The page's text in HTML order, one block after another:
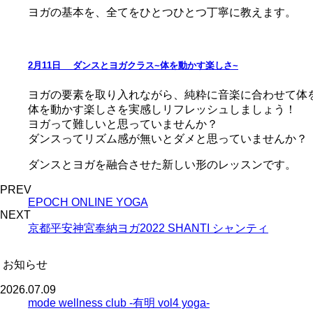
ヨガの基本を、全てをひとつひとつ丁寧に教えます。
2月11日 ダンスとヨガクラス~体を動かす楽しさ~
ヨガの要素を取り入れながら、純粋に音楽に合わせて体
体を動かす楽しさを実感しリフレッシュしましょう！
ヨガって難しいと思っていませんか？
ダンスってリズム感が無いとダメと思っていませんか？
ダンスとヨガを融合させた新しい形のレッスンです。
PREV
EPOCH ONLINE YOGA
NEXT
京都平安神宮奉納ヨガ2022 SHANTI シャンティ
お知らせ
2026.07.09
mode wellness club -有明 vol4 yoga-